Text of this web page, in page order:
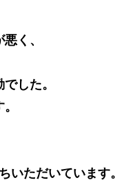
く、
した。
いただいています。